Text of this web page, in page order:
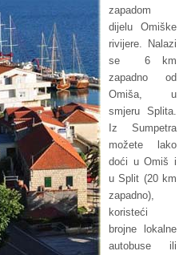
zapadom
dijelu Omiške
rivijere. Nalazi
se 6 km
zapadno od
Omiša, u
smjeru Splita.
Iz Sumpetra
možete lako
doći u Omiš i
u Split (20 km
zapadno),
koristeći
brojne lokalne
autobuse ili